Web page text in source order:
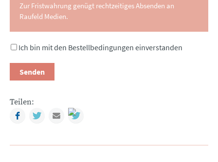
Zur Fristwahrung genügt rechtzeitiges Absenden an
Raufeld Medien.
Ich bin mit den Bestellbedingungen einverstanden
Senden
Teilen:
FacebookTwitterMail